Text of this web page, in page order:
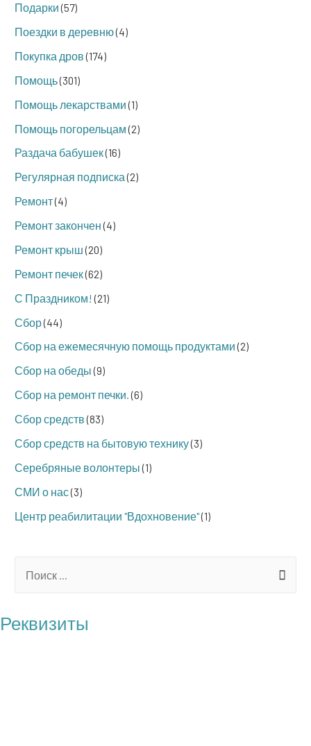
Подарки(57)
Поездки в деревню(4)
Покупка дров(174)
Помощь(301)
Помощь лекарствами(1)
Помощь погорельцам(2)
Раздача бабушек(16)
Регулярная подписка(2)
Ремонт(4)
Ремонт закончен(4)
Ремонт крыш(20)
Ремонт печек(62)
С Праздником! (21)
Сбор(44)
Сбор на ежемесячную помощь продуктами(2)
Сбор на обеды(9)
Сбор на ремонт печки.(6)
Сбор средств(83)
Сбор средств на бытовую технику(3)
Серебряные волонтеры(1)
СМИ о нас(3)
Центр реабилитации "Вдохновение"(1)
r
Реквизиты